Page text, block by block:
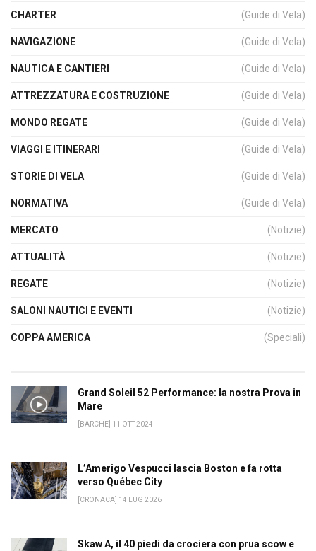
CHARTER (Guide di Vela)
NAVIGAZIONE (Guide di Vela)
NAUTICA E CANTIERI (Guide di Vela)
ATTREZZATURA E COSTRUZIONE (Guide di Vela)
MONDO REGATE (Guide di Vela)
VIAGGI E ITINERARI (Guide di Vela)
STORIE DI VELA (Guide di Vela)
NORMATIVA (Guide di Vela)
MERCATO (Notizie)
ATTUALITÀ (Notizie)
REGATE (Notizie)
SALONI NAUTICI E EVENTI (Notizie)
COPPA AMERICA (Speciali)
Grand Soleil 52 Performance: la nostra Prova in
Mare
[BARCHE] 11 OTT 2024
L’Amerigo Vespucci lascia Boston e fa rotta
verso Québec City
[CRONACA] 14 LUG 2026
Skaw A, il 40 piedi da crociera con prua scow e